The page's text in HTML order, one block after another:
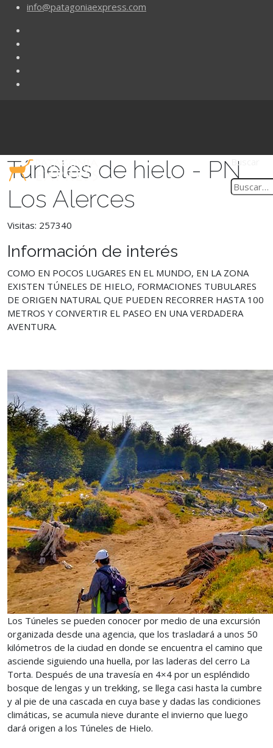
info@patagoniaexpress.com
Buscar
Túneles de hielo - PN
Los Alerces
Visitas: 257340
Información de interés
COMO EN POCOS LUGARES EN EL MUNDO, EN LA ZONA
EXISTEN TÚNELES DE HIELO, FORMACIONES TUBULARES
DE ORIGEN NATURAL QUE PUEDEN RECORRER HASTA 100
METROS Y CONVERTIR EL PASEO EN UNA VERDADERA
AVENTURA.
Los Túneles se pueden conocer por medio de una excursión
organizada desde una agencia, que los trasladará a unos 50
kilómetros de la ciudad en donde se encuentra el camino que
asciende siguiendo una huella, por las laderas del cerro La
Torta. Después de una travesía en 4×4 por un espléndido
bosque de lengas y un trekking, se llega casi hasta la cumbre
y al pie de una cascada en cuya base y dadas las condiciones
climáticas, se acumula nieve durante el invierno que luego
dará origen a los Túneles de Hielo.